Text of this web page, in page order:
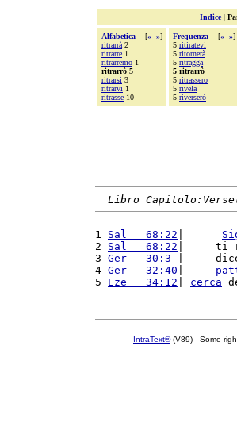
Indice|
Alfabetica [« »]
ritrarrà 2
ritrarre 1
ritrarremo 1
ritrarrò 5
ritrarsi 3
ritrarvi 1
ritrasse 10
Frequenza [« »]
5 ritiratevi
5 ritornerà
5 ritragga
5 ritrarrò
5 ritrassero
5 rivela
5 riverserò
Libro
1 Sal   68:22
2 Sal   68:22 |     ti
3 Ger   30:3 |
4 Ger   32:40
5 Eze   34:12 cerca
IntraText®(V89) - Some